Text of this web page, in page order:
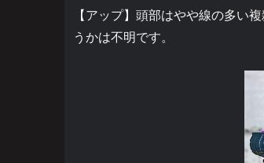
【アップ】頭部はやや線の多い
うかは不明です。